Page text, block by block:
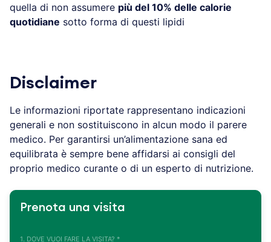
quella di non assumere più del 10% delle calorie
quotidiane sotto forma di questi lipidi
Disclaimer
Le informazioni riportate rappresentano indicazioni
generali e non sostituiscono in alcun modo il parere
medico. Per garantirsi un’alimentazione sana ed
equilibrata è sempre bene affidarsi ai consigli del
proprio medico curante o di un esperto di nutrizione.
Prenota una visita
1. DOVE VUOI FARE LA VISITA? *